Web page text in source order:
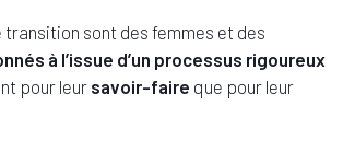
transition sont des femmes et des
à l’issue d’un processus rigoureux
pour leur savoir-faire que pour leur